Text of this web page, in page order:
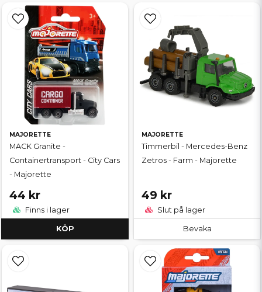
MAJORETTE
MACK Granite -
Containertransport - City Cars
- Majorette
44 kr
Finns i lager
KÖP
MAJORETTE
Timmerbil - Mercedes-Benz
Zetros - Farm - Majorette
49 kr
Slut på lager
Bevaka